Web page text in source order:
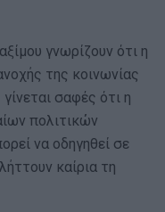
γνωρίζουν ότι η
της κοινωνίας
σαφές ότι η
πολιτικών
να οδηγηθεί σε
καίρια τη